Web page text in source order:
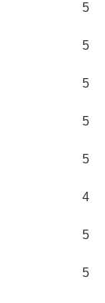
5
5
5
5
5
4
5
5